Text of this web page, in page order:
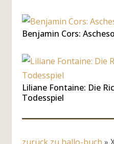
Benjamin Cors:
Liliane Fontaine: Die
Todesspiel
zurück zu hallo-buch »